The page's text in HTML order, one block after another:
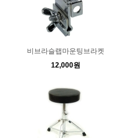
비브라슬랩마운팅브라켓
12,000원